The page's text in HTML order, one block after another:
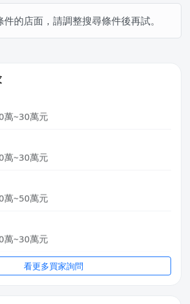
的店面，請調整搜尋條件後再試。
~30萬元
萬~30萬元
萬~30萬元
萬~50萬元
萬~30萬元
萬~30萬元
看更多買家詢問